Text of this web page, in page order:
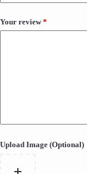
Your review*
Upload Image (Optional)